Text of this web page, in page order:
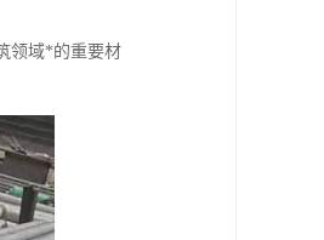
领域*的重要材